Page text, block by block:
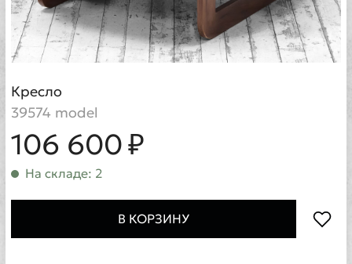
Кресло
39574 model
106 600 ₽
На складе: 2
В КОРЗИНУ